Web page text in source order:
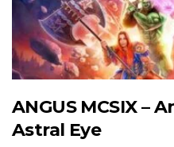
ANGUS MCSIX –
Astral Eye